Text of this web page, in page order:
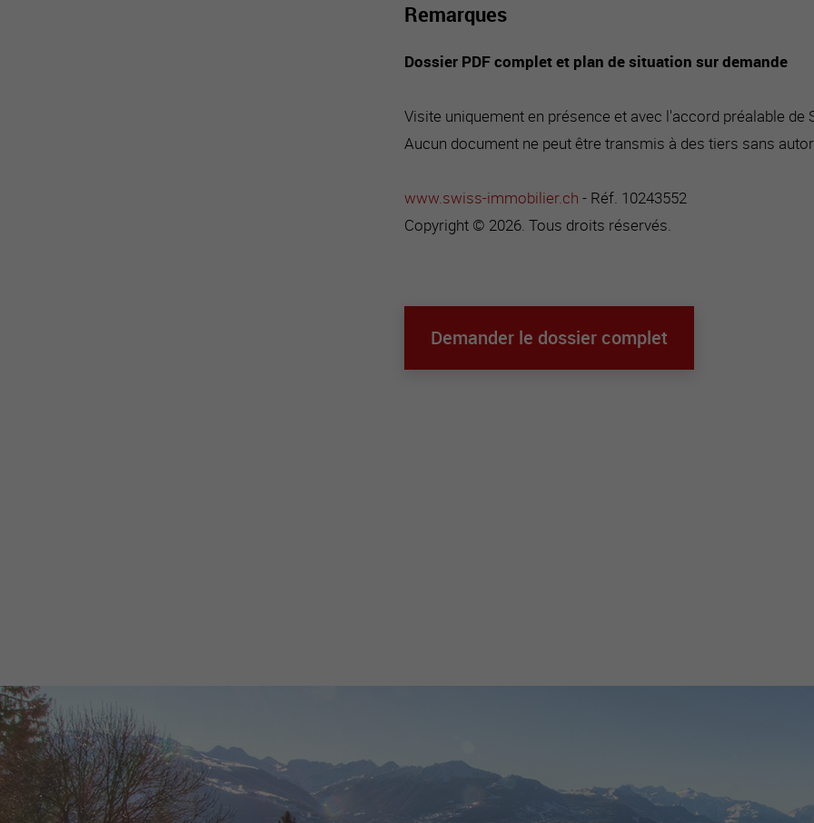
Remarques
Dossier PDF complet et plan de situation sur demande
Visite uniquement en présence et avec l'accord préalable
Aucun document ne peut être transmis à des tiers sans
www.swiss-immobilier.ch - Réf. 10243552
Copyright © 2026. Tous droits réservés.
Demander le dossier complet